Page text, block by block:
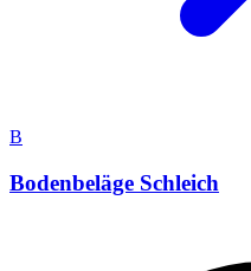
B
Bodenbeläge Schleich